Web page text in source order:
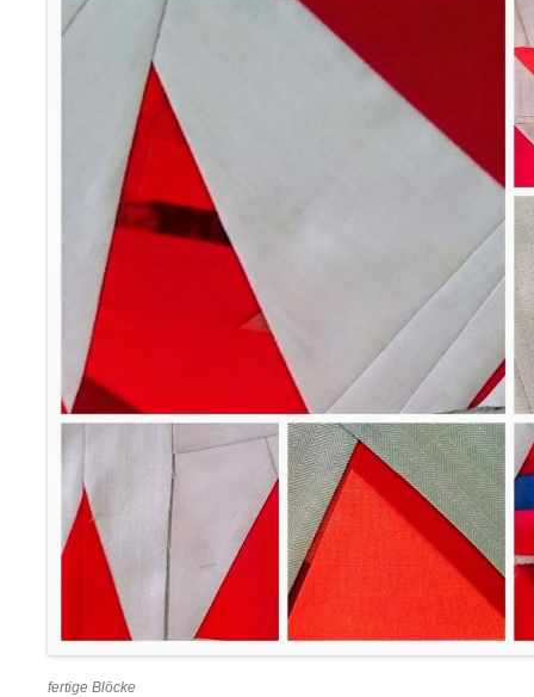
fertige Blöcke